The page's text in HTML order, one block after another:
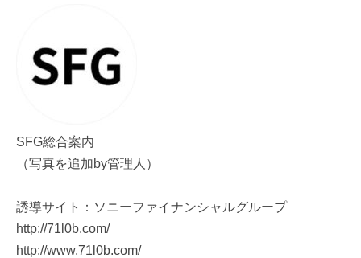
SFG総合案内
（写真を追加by管理人）
誘導サイト：ソニーファイナンシャルグループ
http://71l0b.com/
http://www.71l0b.com/